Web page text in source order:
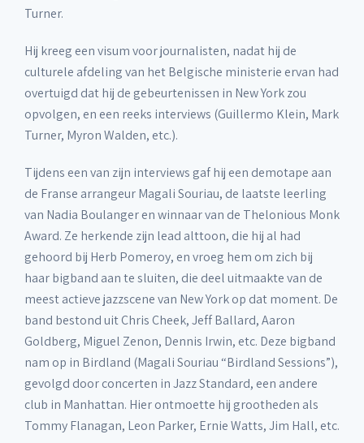
Turner.
Hij kreeg een visum voor journalisten, nadat hij de
culturele afdeling van het Belgische ministerie ervan had
overtuigd dat hij de gebeurtenissen in New York zou
opvolgen, en een reeks interviews (Guillermo Klein, Mark
Turner, Myron Walden, etc.).
Tijdens een van zijn interviews gaf hij een demotape aan
de Franse arrangeur Magali Souriau, de laatste leerling
van Nadia Boulanger en winnaar van de Thelonious Monk
Award. Ze herkende zijn lead alttoon, die hij al had
gehoord bij Herb Pomeroy, en vroeg hem om zich bij
haar bigband aan te sluiten, die deel uitmaakte van de
meest actieve jazzscene van New York op dat moment. De
band bestond uit Chris Cheek, Jeff Ballard, Aaron
Goldberg, Miguel Zenon, Dennis Irwin, etc. Deze bigband
nam op in Birdland (Magali Souriau “Birdland Sessions”),
gevolgd door concerten in Jazz Standard, een andere
club in Manhattan. Hier ontmoette hij grootheden als
Tommy Flanagan, Leon Parker, Ernie Watts, Jim Hall, etc.